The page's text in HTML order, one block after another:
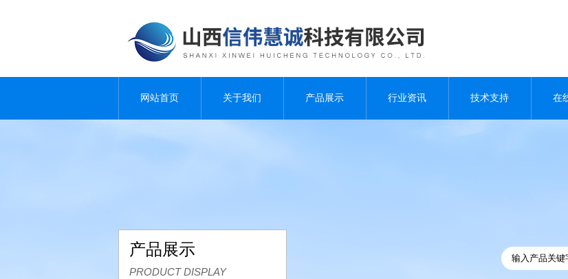
网站首页 关于我们 产品展示 行业资讯 技术支持 在
产品展示
PRODUCT DISPLAY